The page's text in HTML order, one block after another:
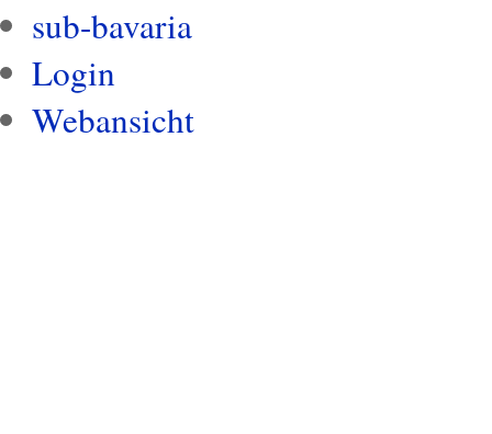
sub-bavaria
Login
Webansicht